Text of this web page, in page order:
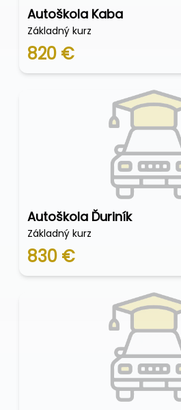
Autoškola Kaba
Základný kurz
820 €
Autoškola Ďuriník
Základný kurz
830 €